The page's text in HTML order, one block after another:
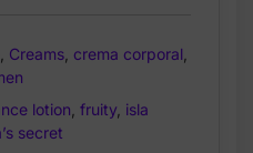
oz
cantidad
Creams crema corporal
lotion fruity isla
secret